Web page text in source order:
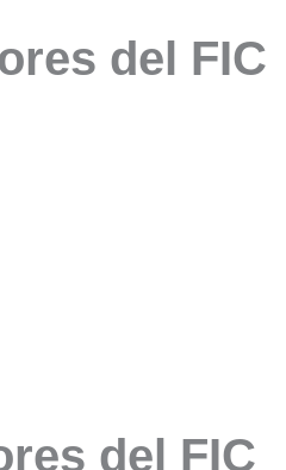
del FIC
del FIC